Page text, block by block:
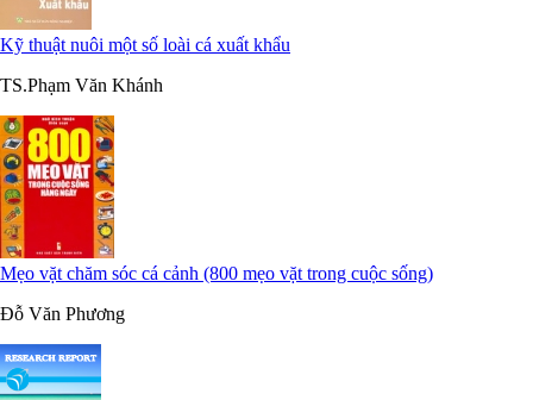
Kỹ thuật nuôi một số loài cá xuất khẩu
TS.Phạm Văn Khánh
Mẹo vặt chăm sóc cá cảnh (800 mẹo vặt trong cuộc sống)
Đỗ Văn Phương